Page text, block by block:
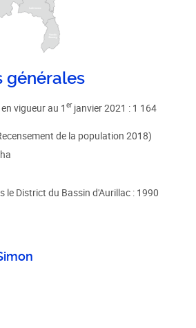
générales
vigueur au 1erjanvier 2021 : 1 164
de la population 2018)
le District du Bassin d'Aurillac : 1990